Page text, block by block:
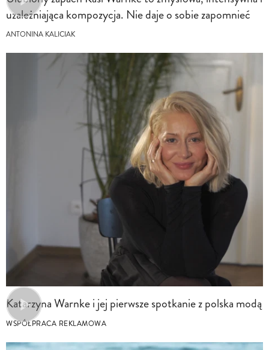
uzależniająca kompozycja. Nie daje o sobie zapomnieć
ANTONINA KALICIAK
Katarzyna Warnke i jej pierwsze spotkanie z polska modą
WSPÓŁPRACA REKLAMOWA